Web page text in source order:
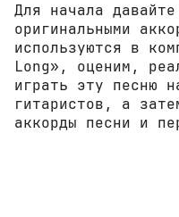
Для начала
оригинальными
используются в
Long», оценим,
играть эту песню
гитаристов, а
аккорды песни и